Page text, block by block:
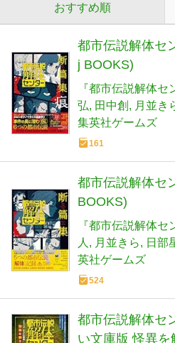
おすすめ順
都市伝説解体セ
j BOOKS)
『都市伝説解体
弘
田中創 月並き
集英社ゲームズ
161
都市伝説解体セ
BOOKS)
『都市伝説解体
人
月並きら 日部
英社ゲームズ
524
都市伝説解体セ
い文庫版 怪異